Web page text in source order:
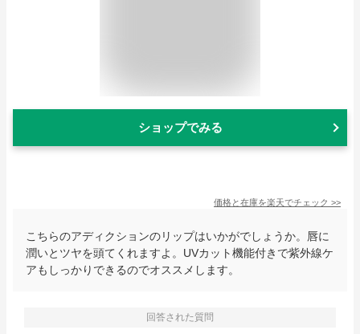
ショップでみる
価格と在庫を楽天でチェック >>
こちらのアディクションのリップはいかがでしょうか。唇に
潤いとツヤを頭てくれますよ。UVカット機能付きで紫外線ケ
アもしっかりできるのでオススメします。
回答された質問